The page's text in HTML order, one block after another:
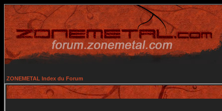
ZONEMETAL Index du Forum